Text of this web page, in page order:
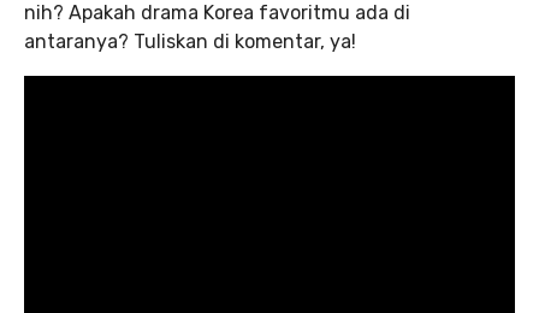
nih? Apakah drama Korea favoritmu ada di
antaranya? Tuliskan di komentar, ya!